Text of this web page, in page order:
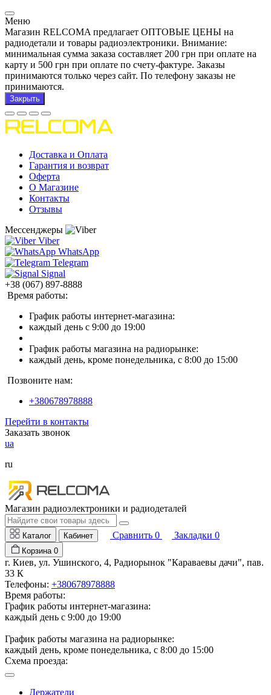
Меню
Магазин RELCOMA предлагает ОПТОВЫЕ ЦЕНЫ на
радиодетали и товары радиоэлектроники. Внимание:
минимальная сумма заказа составляет 200 грн при оплате на
карту и 500 грн при оплате по счету-фактуре. Заказы
принимаются только через сайт. По телефону заказы не
принимаются.
Закрыть
Доставка и Оплата
Гарантия и возврат
Оферта
О Магазине
Контакты
Отзывы
Мессенджеры
Viber
WhatsApp
Telegram
Signal
+38 (067) 897-8888
Время работы:
График работы интернет-магазина:
каждый день с 9:00 до 19:00
График работы магазина на радиорынке:
каждый день, кроме понедельника, с 8:00 до 15:00
Позвоните нам:
+380678978888
Перейти в контакты
Заказать звонок
ua
ru
Магазин радиоэлектроники и радиодеталей
Каталог Кабинет Сравнить 0 Закладки 0
Корзина 0
г. Киев, ул. Ушинского, 4, Радиорынок "Караваевы дачи", пав.
33 К
Телефоны: +380678978888
Время работы:
График работы интернет-магазина:
каждый день с 9:00 до 19:00
График работы магазина на радиорынке:
каждый день, кроме понедельника, с 8:00 до 15:00
Схема проезда:
Держатели